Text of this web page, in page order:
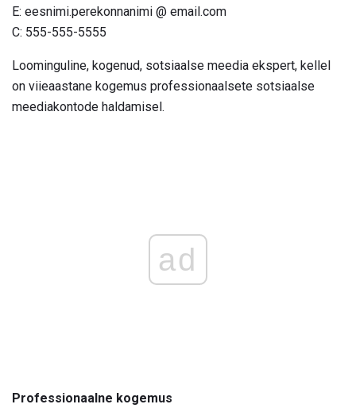
E: eesnimi.perekonnanimi @ email.com
C: 555-555-5555
Loominguline, kogenud, sotsiaalse meedia ekspert, kellel
on viieaastane kogemus professionaalsete sotsiaalse
meediakontode haldamisel.
ad
Professionaalne kogemus